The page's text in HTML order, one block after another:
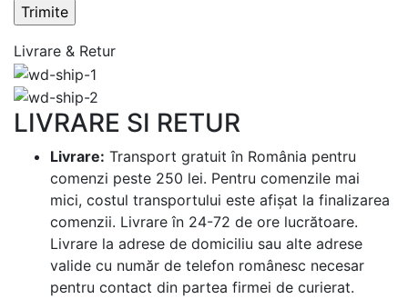
Livrare & Retur
LIVRARE SI RETUR
Livrare: Transport gratuit în România pentru
comenzi peste 250 lei. Pentru comenzile mai
mici, costul transportului este afișat la finalizarea
comenzii. Livrare în 24-72 de ore lucrătoare.
Livrare la adrese de domiciliu sau alte adrese
valide cu număr de telefon românesc necesar
pentru contact din partea firmei de curierat.